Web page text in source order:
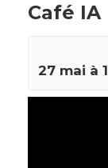
Café IA
27 mai à